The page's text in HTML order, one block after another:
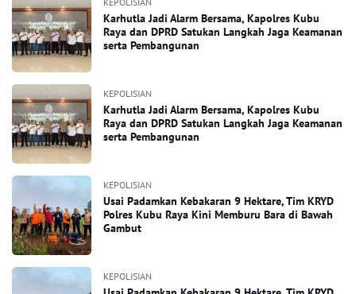
Karhutla Jadi Alarm Bersama, Kapolres Kubu
Raya dan DPRD Satukan Langkah Jaga Keamanan
serta Pembangunan
KEPOLISIAN
Karhutla Jadi Alarm Bersama, Kapolres Kubu
Raya dan DPRD Satukan Langkah Jaga Keamanan
serta Pembangunan
KEPOLISIAN
Usai Padamkan Kebakaran 9 Hektare, Tim KRYD
Polres Kubu Raya Kini Memburu Bara di Bawah
Gambut
KEPOLISIAN